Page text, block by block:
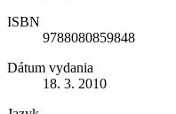
ISBN
9788080859848
Dátum vydania
18. 3. 2010